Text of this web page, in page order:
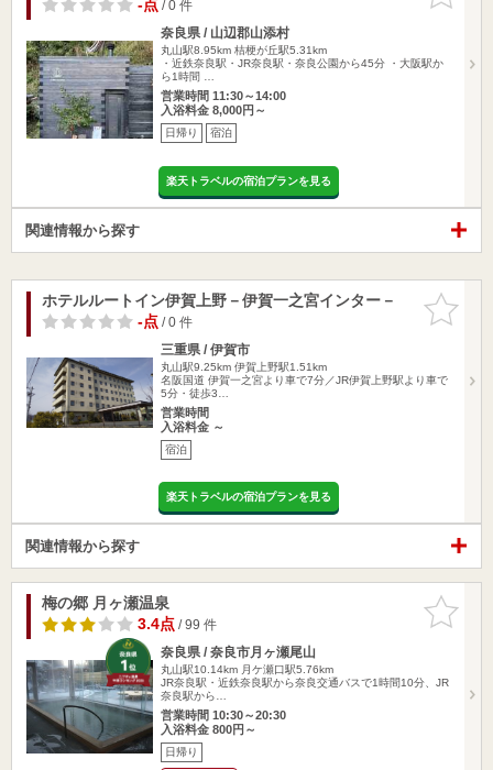
-点 / 0 件
奈良県 / 山辺郡山添村
丸山駅8.95km 桔梗が丘駅5.31km
・近鉄奈良駅・JR奈良駅・奈良公園から45分 ・大阪駅か
ら1時間 …
営業時間 11:30～14:00
入浴料金 8,000円～
日帰り 宿泊
楽天トラベルの宿泊プランを見る
関連情報から探す
お気に入
りに追加
ホテルルートイン伊賀上野－伊賀一之宮インター－
-点/ 0 件
三重県 / 伊賀市
丸山駅9.25km 伊賀上野駅1.51km
名阪国道 伊賀一之宮より車で7分／JR伊賀上野駅より車で
5分・徒歩3…
営業時間
入浴料金 ～
宿泊
楽天トラベルの宿泊プランを見る
関連情報から探す
お気に入
りに追加
梅の郷 月ヶ瀬温泉
3.4点/ 99 件
奈良県 / 奈良市月ヶ瀬尾山
丸山駅10.14km 月ケ瀬口駅5.76km
JR奈良駅・近鉄奈良駅から奈良交通バスで1時間10分、JR
奈良駅から…
営業時間 10:30～20:30
入浴料金 800円～
日帰り